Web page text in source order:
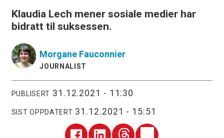
Klaudia Lech mener sosiale medier har
bidratt til suksessen.
Morgane Fauconnier
JOURNALIST
PUBLISERT 31.12.2021 - 11:30
SIST OPPDATERT 31.12.2021 - 15:51